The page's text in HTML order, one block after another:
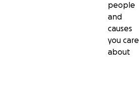
people
and
causes
you care
about